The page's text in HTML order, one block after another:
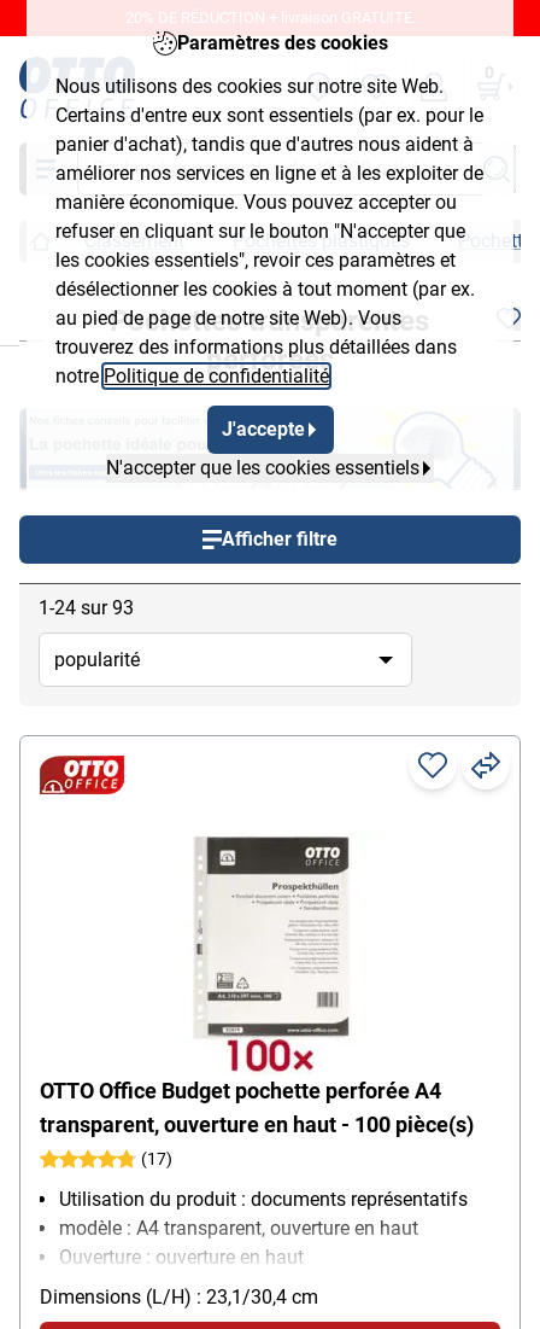
Paramètres des cookies
Nous utilisons des cookies sur notre site Web.
Certains d'entre eux sont essentiels (par ex. pour le
panier d'achat), tandis que d'autres nous aident à
améliorer nos services en ligne et à les exploiter de
manière économique. Vous pouvez accepter ou
refuser en cliquant sur le bouton "N'accepter que
les cookies essentiels", revoir ces paramètres et
désélectionner les cookies à tout moment (par ex.
au pied de page de notre site Web). Vous
trouverez des informations plus détaillées dans
notre Politique de confidentialité
J'accepte
N'accepter que les cookies essentiels
20% DE RÉDUCTION + livraison GRATUITE.
0
Chercher
Classement Pochettes plastiques
Pochettes transparentes
perforées
Afficher filtre
1-24 sur 93
OTTO Office Budget pochette perforée A4
transparent, ouverture en haut - 100 pièce(s)
(17)
Utilisation du produit : documents représentatifs
modèle : A4 transparent, ouverture en haut
Ouverture : ouverture en haut
Équipement : convient aux documents officiels,
renforcement des trous
Dimensions (L/H) : 23,1/30,4 cm